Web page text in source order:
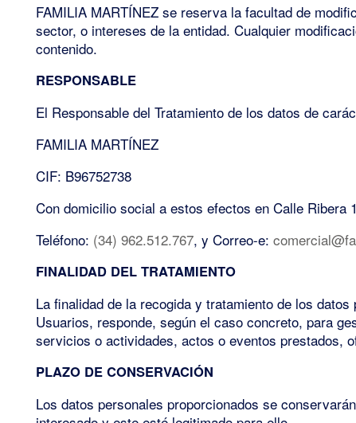
FAMILIA MARTÍNEZ se reserva la facultad de
sector, o intereses de la entidad. Cualquier
contenido.
RESPONSABLE
El Responsable del Tratamiento de los datos de
FAMILIA MARTÍNEZ
CIF: B96752738
Con domicilio social a estos efectos en Calle Ribera
Teléfono: (34) 962.512.767, y Correo-e:
FINALIDAD DEL TRATAMIENTO
La finalidad de la recogida y tratamiento de los
Usuarios, responde, según el caso concreto, para
servicios o actividades, actos o eventos prestados,
PLAZO DE CONSERVACIÓN
Los datos personales proporcionados se